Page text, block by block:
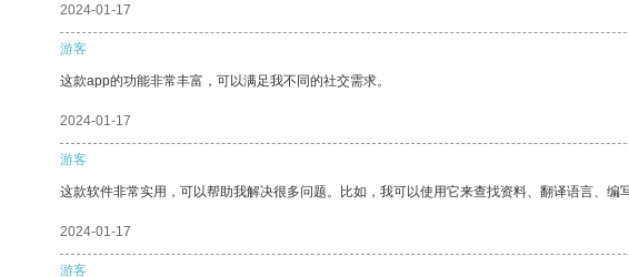
2024-01-17
游客
这款app的功能非常丰富，可以满足我不同的社交需求。
2024-01-17
游客
这款软件非常实用，可以帮助我解决很多问题。比如，我可以使用它来查找资料、翻译语言、编
2024-01-17
游客